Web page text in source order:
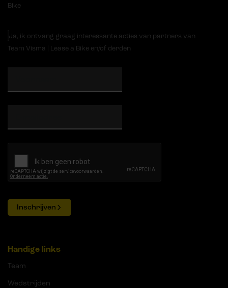
Bike
Ja, ik ontvang graag interessante acties van partners van
Team Visma | Lease a Bike en/of derden
Inschrijven
Handige links
Team
Wedstrijden